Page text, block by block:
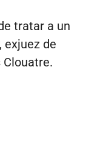
tratar a un
exjuez de